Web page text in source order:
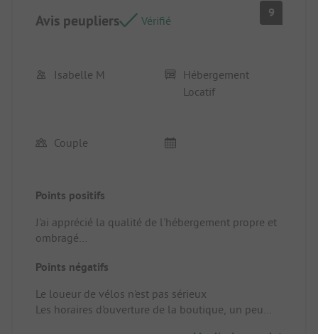
Avis peupliers Vérifié
9
Isabelle M
Hébergement
Locatif
Couple
Points positifs
J'ai apprécié la qualité de l'hébergement propre et
ombragé
hébergement propre et bien aménagé
Points négatifs
Le loueur de vélos n'est pas sérieux
Les horaires d'ouverture de la boutique, un peu